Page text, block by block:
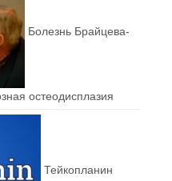
Болезнь Брайцева-
остеодисплазия
Тейкопланин